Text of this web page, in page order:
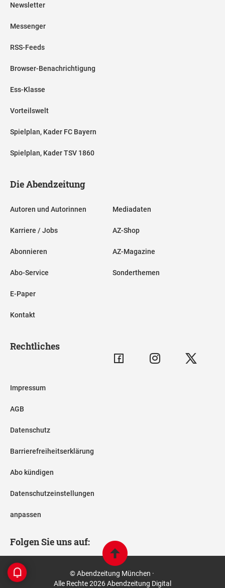
Newsletter
Messenger
RSS-Feeds
Browser-Benachrichtigung
Ess-Klasse
Vorteilswelt
Spielplan, Kader FC Bayern
Spielplan, Kader TSV 1860
Die Abendzeitung
Autoren und Autorinnen
Karriere / Jobs
Abonnieren
Abo-Service
E-Paper
Kontakt
Mediadaten
AZ-Shop
AZ-Magazine
Sonderthemen
Rechtliches
Impressum
AGB
Datenschutz
Barrierefreiheitserklärung
Abo kündigen
Datenschutzeinstellungen
anpassen
Folgen Sie uns auf:
© Abendzeitung München ·
Alle Rechte 2026 Abendzeitung Digital